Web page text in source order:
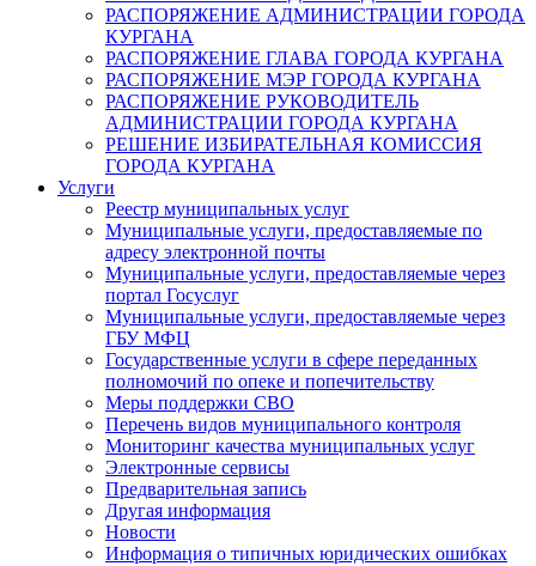
РАСПОРЯЖЕНИЕ АДМИНИСТРАЦИИ ГОРОДА
КУРГАНА
РАСПОРЯЖЕНИЕ ГЛАВА ГОРОДА КУРГАНА
РАСПОРЯЖЕНИЕ МЭР ГОРОДА КУРГАНА
РАСПОРЯЖЕНИЕ РУКОВОДИТЕЛЬ
АДМИНИСТРАЦИИ ГОРОДА КУРГАНА
РЕШЕНИЕ ИЗБИРАТЕЛЬНАЯ КОМИССИЯ
ГОРОДА КУРГАНА
Услуги
Реестр муниципальных услуг
Муниципальные услуги, предоставляемые по
адресу электронной почты
Муниципальные услуги, предоставляемые через
портал Госуслуг
Муниципальные услуги, предоставляемые через
ГБУ МФЦ
Государственные услуги в сфере переданных
полномочий по опеке и попечительству
Меры поддержки СВО
Перечень видов муниципального контроля
Мониторинг качества муниципальных услуг
Электронные сервисы
Предварительная запись
Другая информация
Новости
Информация о типичных юридических ошибках